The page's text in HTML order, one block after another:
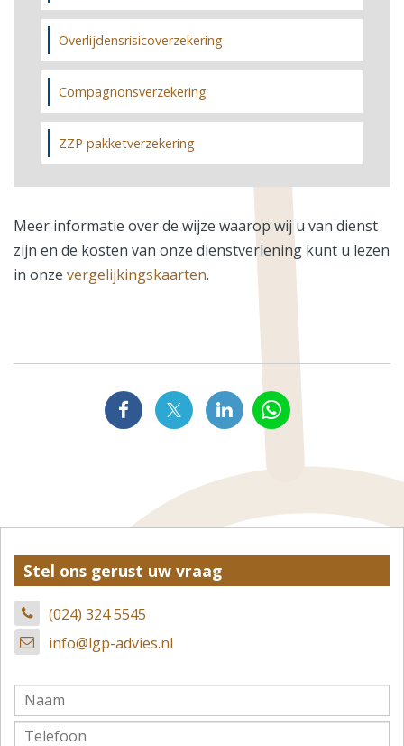
Overlijdensrisicoverzekering
Compagnonsverzekering
ZZP pakketverzekering
Meer informatie over de wijze waarop wij u van dienst
zijn en de kosten van onze dienstverlening kunt u lezen
in onze vergelijkingskaarten.
Stel ons gerust uw vraag
(024) 324 5545
info@lgp-advies.nl